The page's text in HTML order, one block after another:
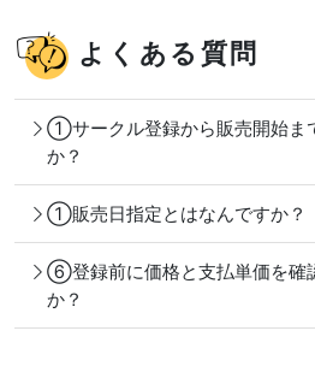
よくある質問
①サークル登録から販売開始ま
か？
①販売日指定とはなんですか？
⑥登録前に価格と支払単価を確
か？